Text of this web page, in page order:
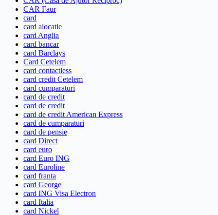
CAR Faur
card
card alocatie
card Anglia
card bancar
card Barclays
Card Cetelem
card contactless
card credit Cetelem
card cumparaturi
card de credit
card de credit
card de credit American Express
card de cumparaturi
card de pensie
card Direct
card euro
card Euro ING
card Euroline
card franta
card George
card ING Visa Electron
card Italia
card Nickel